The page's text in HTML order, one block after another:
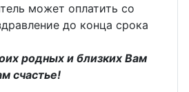
может оплатить со
до конца срока
родных и близких Вам
счастье!